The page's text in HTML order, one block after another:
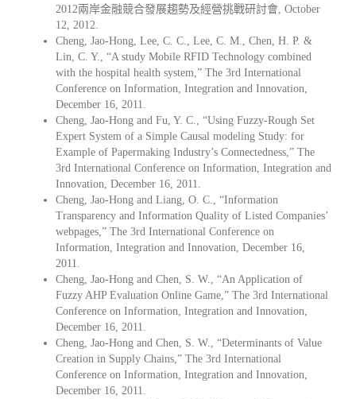
2012兩岸金融競合發展趨勢及經營挑戰研討會, October
12, 2012.
Cheng, Jao-Hong, Lee, C. C., Lee, C. M., Chen, H. P. &
Lin, C. Y., “A study Mobile RFID Technology combined
with the hospital health system,” The 3rd International
Conference on Information, Integration and Innovation,
December 16, 2011.
Cheng, Jao-Hong and Fu, Y. C., “Using Fuzzy-Rough Set
Expert System of a Simple Causal modeling Study: for
Example of Papermaking Industry’s Connectedness,” The
3rd International Conference on Information, Integration and
Innovation, December 16, 2011.
Cheng, Jao-Hong and Liang, O. C., “Information
Transparency and Information Quality of Listed Companies’
webpages,” The 3rd International Conference on
Information, Integration and Innovation, December 16,
2011.
Cheng, Jao-Hong and Chen, S. W., “An Application of
Fuzzy AHP Evaluation Online Game,” The 3rd International
Conference on Information, Integration and Innovation,
December 16, 2011.
Cheng, Jao-Hong and Chen, S. W., “Determinants of Value
Creation in Supply Chains,” The 3rd International
Conference on Information, Integration and Innovation,
December 16, 2011.